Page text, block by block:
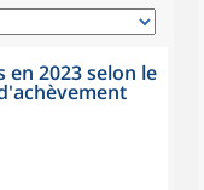
en 2023 selon le